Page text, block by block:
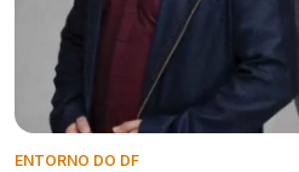
ENTORNO DO DF